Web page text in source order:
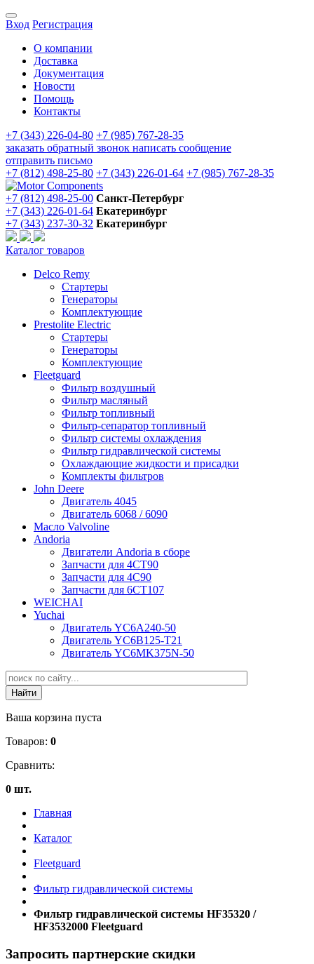
Вход Регистрация
О компании
Доставка
Документация
Новости
Помощь
Контакты
+7 (343) 226-04-80 +7 (985) 767-28-35
заказать обратный звонок написать сообщение
отправить письмо
+7 (812) 498-25-80 +7 (343) 226-01-64 +7 (985) 767-28-35
+7 (812) 498-25-00 Санкт-Петербург
+7 (343) 226-01-64 Екатеринбург
+7 (343) 237-30-32 Екатеринбург
Каталог товаров
Delco Remy
Стартеры
Генераторы
Комплектующие
Prestolite Electric
Стартеры
Генераторы
Комплектующие
Fleetguard
Фильтр воздушный
Фильтр масляный
Фильтр топливный
Фильтр-сепаратор топливный
Фильтр системы охлаждения
Фильтр гидравлической системы
Охлаждающие жидкости и присадки
Комплекты фильтров
John Deere
Двигатель 4045
Двигатель 6068 / 6090
Масло Valvoline
Andoria
Двигатели Andoria в сборе
Запчасти для 4CT90
Запчасти для 4С90
Запчасти для 6CT107
WEICHAI
Yuchai
Двигатель YC6A240-50
Двигатель YC6B125-T21
Двигатель YC6MK375N-50
Ваша корзина пуста
Товаров: 0
Сравнить:
0 шт.
Главная
Каталог
Fleetguard
Фильтр гидравлической системы
Фильтр гидравлической системы HF35320 /
HF3532000 Fleetguard
Запросить партнерские скидки